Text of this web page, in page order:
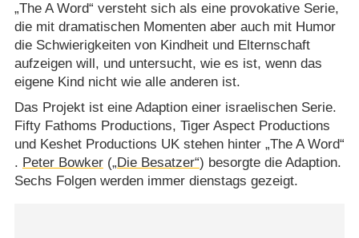
„The A Word“ versteht sich als eine provokative Serie,
die mit dramatischen Momenten aber auch mit Humor
die Schwierigkeiten von Kindheit und Elternschaft
aufzeigen will, und untersucht, wie es ist, wenn das
eigene Kind nicht wie alle anderen ist.
Das Projekt ist eine Adaption einer israelischen Serie.
Fifty Fathoms Productions, Tiger Aspect Productions
und Keshet Productions UK stehen hinter „The A Word“
. Peter Bowker(„Die Besatzer“) besorgte die Adaption.
Sechs Folgen werden immer dienstags gezeigt.